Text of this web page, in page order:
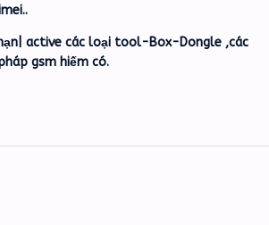
active các loại tool-Box-Dongle ,các
gsm hiếm có.